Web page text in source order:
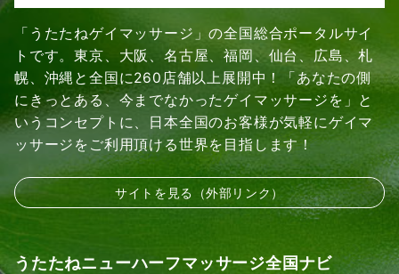
「うたたねゲイマッサージ」の全国総合ポータルサイ
トです。東京、大阪、名古屋、福岡、仙台、広島、札
幌、沖縄と全国に260店舗以上展開中！「あなたの側
にきっとある、今までなかったゲイマッサージを」と
いうコンセプトに、日本全国のお客様が気軽にゲイマ
ッサージをご利用頂ける世界を目指します！
サイトを見る（外部リンク）
うたたねニューハーフマッサージ全国ナビ